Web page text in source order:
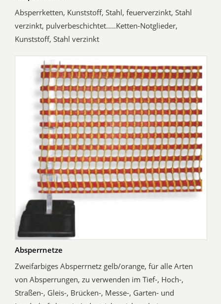
Absperrketten, Kunststoff, Stahl, feuerverzinkt, Stahl
verzinkt, pulverbeschichtet.....Ketten-Notglieder,
Kunststoff, Stahl verzinkt
Absperrnetze
Zweifarbiges Absperrnetz gelb/orange, für alle Arten
von Absperrungen, zu verwenden im Tief-, Hoch-,
Straßen-, Gleis-, Brücken-, Messe-, Garten- und